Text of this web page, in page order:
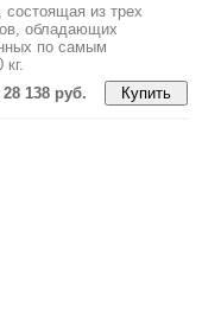
из трех
обладающих
по самым
138 руб.